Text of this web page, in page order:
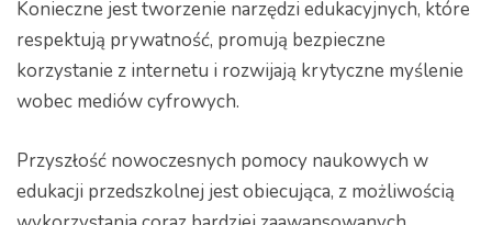
Konieczne jest tworzenie narzędzi edukacyjnych, które
respektują prywatność, promują bezpieczne
korzystanie z internetu i rozwijają krytyczne myślenie
wobec mediów cyfrowych.
Przyszłość nowoczesnych pomocy naukowych w
edukacji przedszkolnej jest obiecująca, z możliwością